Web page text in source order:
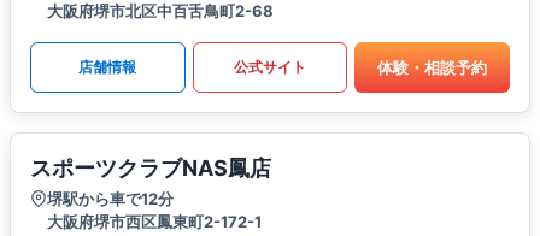
大阪府堺市北区中百舌鳥町2-68
店舗情報 公式サイト 体験・相談予約
スポーツクラブNAS鳳店
堺駅から車で12分
大阪府堺市西区鳳東町2-172-1